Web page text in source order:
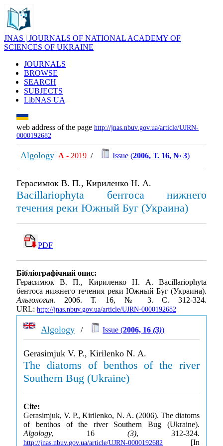
JNAS | JOURNALS OF NATIONAL ACADEMY OF
SCIENCES OF UKRAINE
JOURNALS
BROWSE
SEARCH
SUBJECTS
LibNAS UA
web address of the page http://jnas.nbuv.gov.ua/article/UJRN-
0000192682
Algology А - 2019 / Issue (2006, Т. 16, № 3)
Герасимюк В. П., Кириленко Н. А.
Bacillariophyta бентоса нижнего
течения реки Южный Буг (Украина)
PDF
Бібліографічний опис:
Герасимюк В. П., Кириленко Н. А. Bacillariophyta
бентоса нижнего течения реки Южный Буг (Украина).
Альгология. 2006. Т. 16, № 3. С. 312-324.
URL: http://jnas.nbuv.gov.ua/article/UJRN-0000192682
Algology / Issue (2006, 16(3))
Gerasimjuk V. P., Kirilenko N. A.
The diatoms of benthos of the river
Southern Bug (Ukraine)
Cite:
Gerasimjuk, V. P., Kirilenko, N. A. (2006). The diatoms
of benthos of the river Southern Bug (Ukraine).
Algology, 16 (3), 312-324.
http://jnas.nbuv.gov.ua/article/UJRN-0000192682 [In